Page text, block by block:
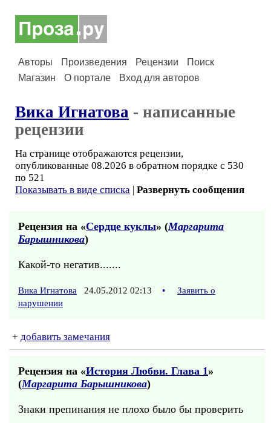
Авторы Произведения Рецензии
Поиск
Магазин
О портале Вход для авторов
Вика Игнатова - написанные
рецензии
На странице отображаются рецензии,
опубликованные 08.2026 в обратном порядке с 530
по 521
Показывать в виде списка | Развернуть сообщения
Рецензия на «Сердце куклы» (Маргарита
Барышникова)
Какой-то негатив.......
Вика Игнатова 24.05.2012 02:13 •
Заявить о
нарушении
+ добавить замечания
Рецензия на «История Любви. Глава 1»
(Маргарита Барышникова)
Знаки препинания не плохо было бы проверить